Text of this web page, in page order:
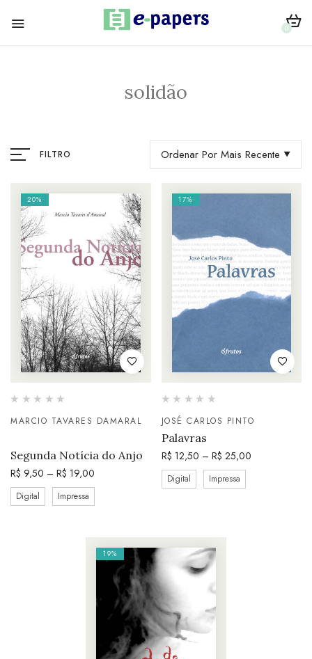
0
solidão
FILTRO Ordenar Por Mais Recente
20%
MARCIO TAVARES DAMARAL
Segunda Notícia do Anjo
R$ 9,50 – R$ 19,00
Digital Impressa
17%
JOSÉ CARLOS PINTO
Palavras
R$ 12,50 – R$ 25,00
Digital Impressa
19%